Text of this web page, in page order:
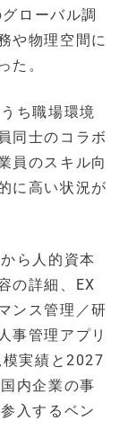
ローバル調
や物理空間に
た。
ち職場環境
同士のコラボ
員のスキル向
に高い状況が
ら人的資本
の詳細、EX
ンス管理／研
事管理アプリ
実績と2027
内企業の事
入するベン